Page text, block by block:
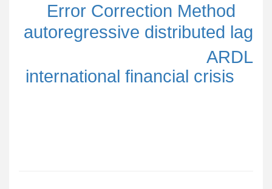
autoregressive distributed lag
ARDL
Error Correction Method
international financial crisis